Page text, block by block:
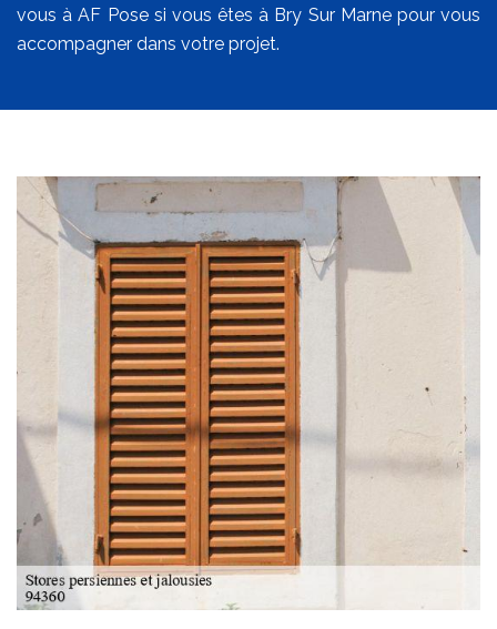
vous à AF Pose si vous êtes à Bry Sur Marne pour vous
accompagner dans votre projet.